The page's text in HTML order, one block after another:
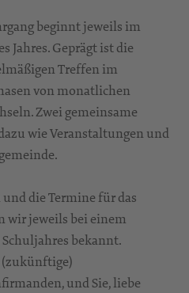
beginnt jeweils im
Jahres. Geprägt ist die
Treffen im
von monatlichen
Zwei gemeinsame
wie Veranstaltungen und
die Termine für das
wir jeweils bei einem
bekannt.
(zukünftige)
und Sie, liebe